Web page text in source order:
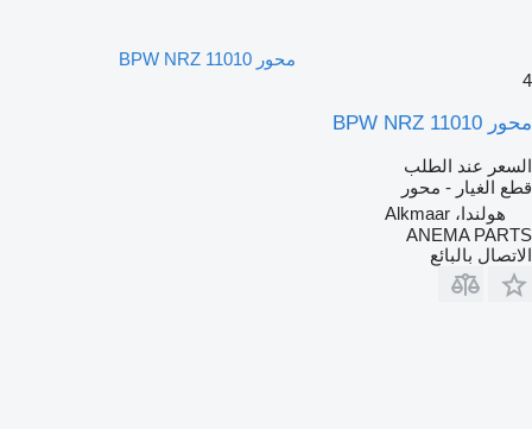
محور BPW NRZ 11010
4
محور BPW NRZ 11010
السعر عند الطلب
قطع الغيار - محور
هولندا، Alkmaar
ANEMA PARTS
الاتصال بالبائع